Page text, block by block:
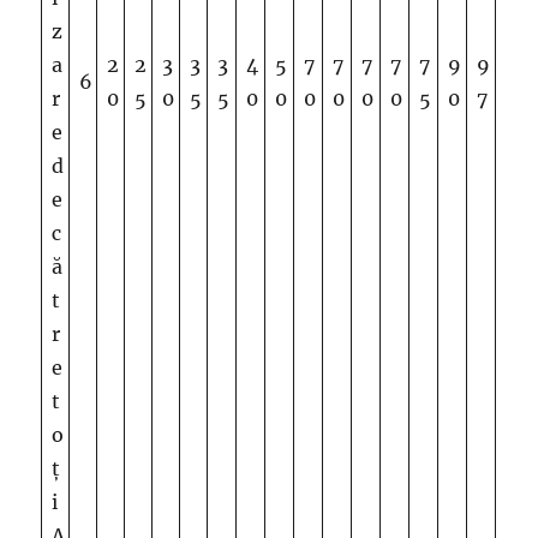
z
a
r
e
d
e
c
ă
t
r
e
t
o
ț
i
6
2
0
2
5
3
0
3
5
3
5
4
0
5
0
7
0
7
0
7
0
7
0
7
5
9
0
9
7